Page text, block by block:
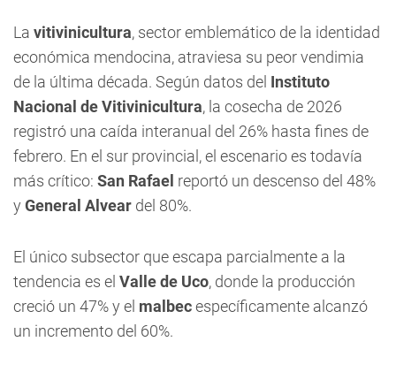
La vitivinicultura, sector emblemático de la identidad
económica mendocina, atraviesa su peor vendimia
de la última década. Según datos del Instituto
Nacional de Vitivinicultura, la cosecha de 2026
registró una caída interanual del 26% hasta fines de
febrero. En el sur provincial, el escenario es todavía
más crítico: San Rafael reportó un descenso del 48%
y General Alvear del 80%.
El único subsector que escapa parcialmente a la
tendencia es el Valle de Uco, donde la producción
creció un 47% y el malbecespecíficamente alcanzó
un incremento del 60%.